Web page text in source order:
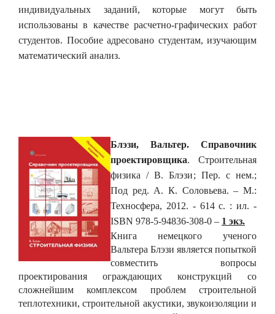
индивидуальных заданий, которые могут быть
использованы в качестве расчетно-графических работ
студентов. Пособие адресовано студентам, изучающим
математический анализ.
Блэзи, Вальтер.
Справочник
проектировщика. Строительная
физика / В. Блэзи; Пер. с нем.;
Под ред. А. К. Соловьева. – М.:
Техносфера, 2012. - 614 с. : ил. -
ISBN 978-5-94836-308-0 – 1 экз.
Книга немецкого ученого
Вальтера Блэзи является попыткой
совместить вопросы
проектирования ограждающих конструкций со
сложнейшим комплексом проблем строительной
теплотехники, строительной акустики, звукоизоляции и